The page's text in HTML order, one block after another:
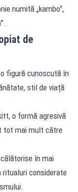
numită „kambo”,
de
figură cunoscută în
stil de viață
o formă agresivă
tot mai mult către
în mai
considerate